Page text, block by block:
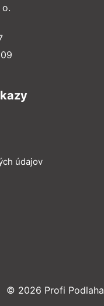
o.
údajov
© 2026 Profi Podlaha